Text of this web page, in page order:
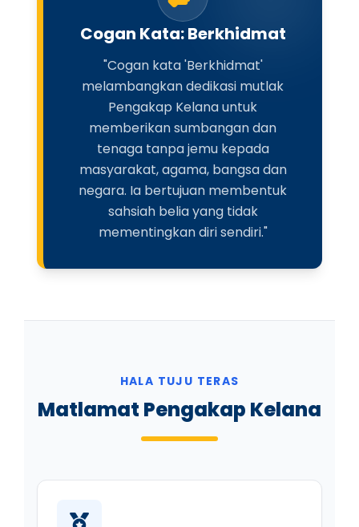
Cogan Kata: Berkhidmat
"Cogan kata 'Berkhidmat'
melambangkan dedikasi mutlak
Pengakap Kelana untuk
memberikan sumbangan dan
tenaga tanpa jemu kepada
masyarakat, agama, bangsa dan
negara. Ia bertujuan membentuk
sahsiah belia yang tidak
mementingkan diri sendiri."
HALA TUJU TERAS
Matlamat Pengakap Kelana